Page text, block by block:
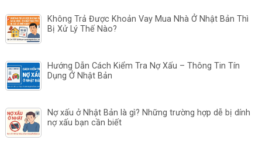
Không Trả Được Khoản Vay Mua Nhà Ở Nhật Bản Thì
Bị Xử Lý Thế Nào?
Hướng Dẫn Cách Kiểm Tra Nợ Xấu – Thông Tin Tín
Dụng Ở Nhật Bản
Nợ xấu ở Nhật Bản là gì? Những trường hợp dễ bị dính
nợ xấu bạn cần biết